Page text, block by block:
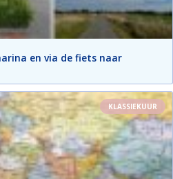
en via de fiets naar
KLASSIEKUUR